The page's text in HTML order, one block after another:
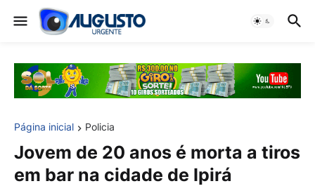
Página inicial Policia
Jovem de 20 anos é morta a tiros
em bar na cidade de Ipirá